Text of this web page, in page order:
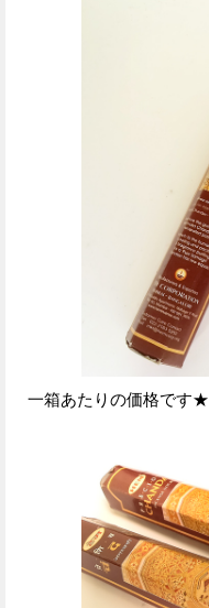
一箱あたりの価格です★